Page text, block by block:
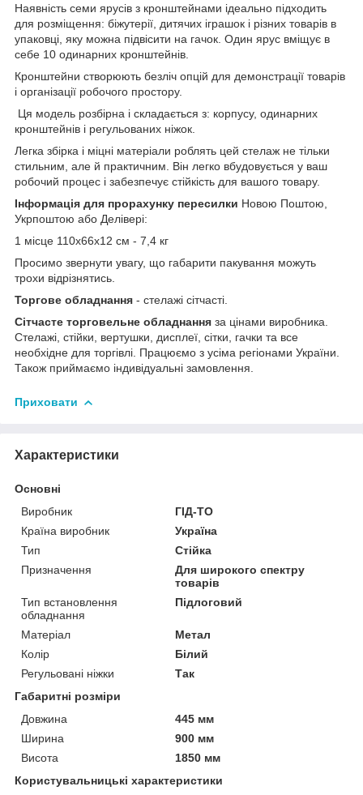
Наявність семи ярусів з кронштейнами ідеально підходить
для розміщення: біжутерії, дитячих іграшок і різних товарів в
упаковці, яку можна підвісити на гачок. Один ярус вміщує в
себе 10 одинарних кронштейнів.
Кронштейни створюють безліч опцій для демонстрації товарів
і організації робочого простору.
Ця модель розбірна і складається з: корпусу, одинарних
кронштейнів і регульованих ніжок.
Легка збірка і міцні матеріали роблять цей стелаж не тільки
стильним, але й практичним. Він легко вбудовується у ваш
робочий процес і забезпечує стійкість для вашого товару.
Інформація для прорахунку пересилки Новою Поштою,
Укрпоштою або Делівері:
1 місце 110х66х12 см - 7,4 кг
Просимо звернути увагу, що габарити пакування можуть
трохи відрізнятись.
Торгове обладнання - стелажі сітчасті.
Сітчасте торговельне обладнання за цінами виробника.
Стелажі, стійки, вертушки, дисплеї, сітки, гачки та все
необхідне для торгівлі. Працюємо з усіма регіонами України.
Також приймаємо індивідуальні замовлення.
Приховати
Характеристики
Основні
Виробник
ГІД-ТО
Країна виробник
Україна
Тип
Стійка
Призначення
Для широкого спектру
товарів
Тип встановлення
обладнання
Підлоговий
Матеріал
Метал
Колір
Білий
Регульовані ніжки
Так
Габаритні розміри
Довжина
445 мм
Ширина
900 мм
Висота
1850 мм
Користувальницькі характеристики